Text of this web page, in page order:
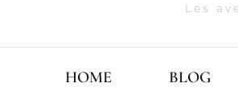
Les
HOME BLOG